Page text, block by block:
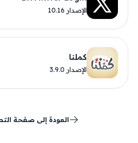
الإصدار 10.16
كملنا
الإصدار 3.9.0
العودة إلى صفحة